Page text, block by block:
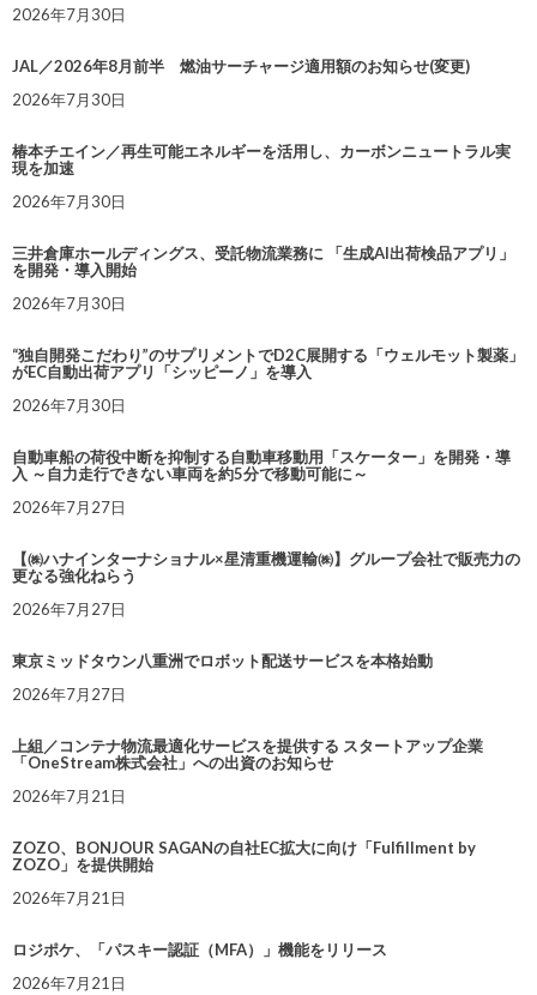
2026年7月30日
JAL／2026年8月前半 燃油サーチャージ適用額のお知らせ(変更)
2026年7月30日
椿本チエイン／再生可能エネルギーを活用し、カーボンニュートラル実
現を加速
2026年7月30日
三井倉庫ホールディングス、受託物流業務に 「生成AI出荷検品アプリ」
を開発・導入開始
2026年7月30日
“独自開発こだわり”のサプリメントでD2C展開する「ウェルモット製薬」
がEC自動出荷アプリ「シッピーノ」を導入
2026年7月30日
自動車船の荷役中断を抑制する自動車移動用「スケーター」を開発・導
入 ～自力走行できない車両を約5分で移動可能に～
2026年7月27日
【㈱ハナインターナショナル×星清重機運輸㈱】グループ会社で販売力の
更なる強化ねらう
2026年7月27日
東京ミッドタウン八重洲でロボット配送サービスを本格始動
2026年7月27日
上組／コンテナ物流最適化サービスを提供する スタートアップ企業
「OneStream株式会社」への出資のお知らせ
2026年7月21日
ZOZO、BONJOUR SAGANの自社EC拡大に向け「Fulfillment by
ZOZO」を提供開始
2026年7月21日
ロジポケ、「パスキー認証（MFA）」機能をリリース
2026年7月21日